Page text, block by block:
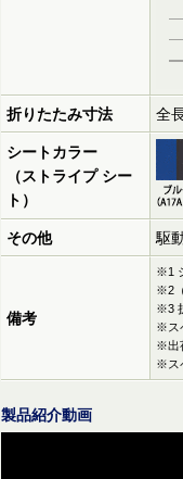
折りたたみ寸法 全
シートカラー
（ストライプ シー
ト）
その他 駆
備考
※1
※2
※3
※ス
※出
※ス
製品紹介動画